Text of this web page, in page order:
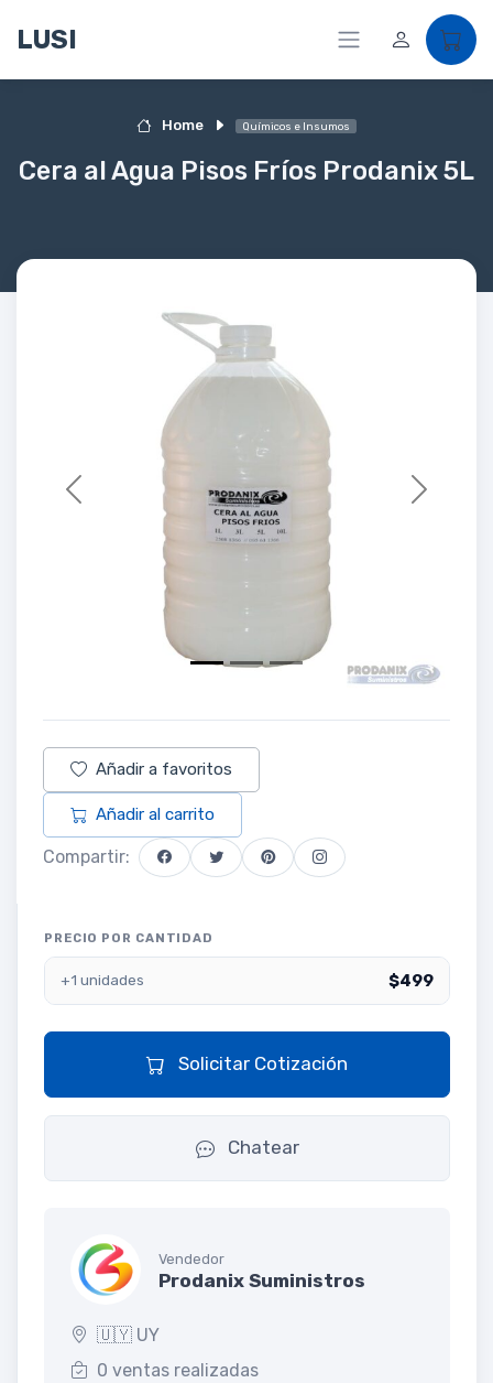
LUSI
Home Químicos e Insumos
Cera al Agua Pisos Fríos Prodanix 5L
Previous Next
Añadir a favoritos
Añadir al carrito
Compartir:
PRECIO POR CANTIDAD
+1 unidades $499
Solicitar Cotización
Chatear
Vendedor
Prodanix Suministros
🇺🇾 UY
0 ventas realizadas